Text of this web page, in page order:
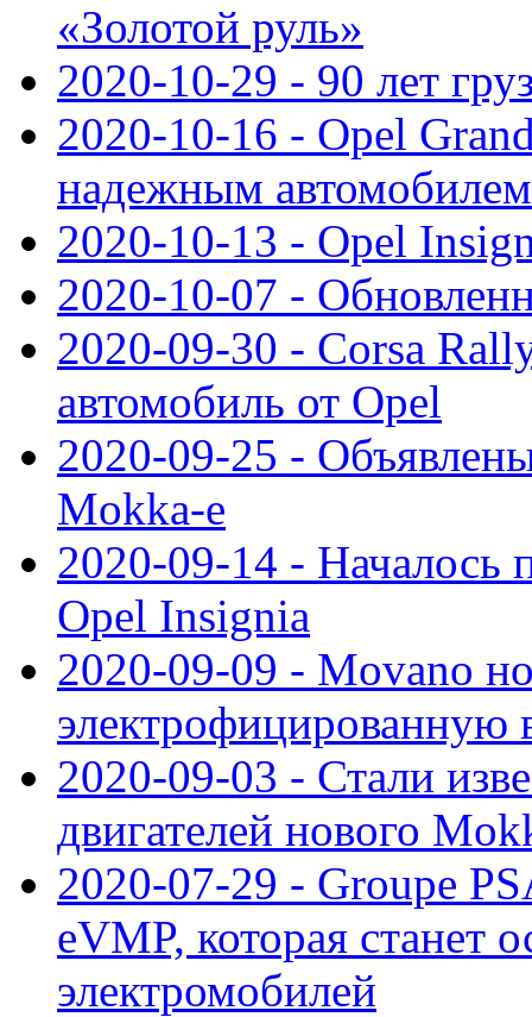
«Золотой руль»
2020-10-29 - 90 лет
2020-10-16 - Opel
надежным автомобилем
2020-10-13 - Opel
2020-10-07 -
2020-09-30 - Corsa
автомобиль от Opel
2020-09-25 -
Mokka-e
2020-09-14 - Началось
Opel Insignia
2020-09-09 - Movano
электрофицированную
2020-09-03 - Стали
двигателей нового
2020-07-29 - Groupe
eVMP, которая станет
электромобилей